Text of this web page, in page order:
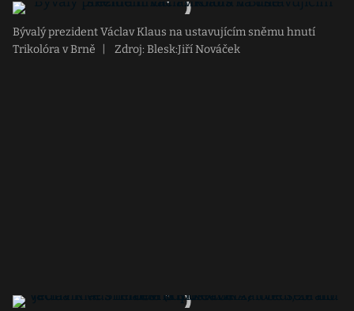
Bývalý prezident Václav Klaus na ustavujícím sněmu hnutí
Trikolóra v Brně
Zdroj: Blesk:Jiří Nováček